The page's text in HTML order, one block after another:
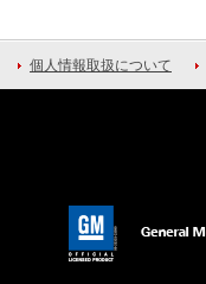
個人情報取扱について